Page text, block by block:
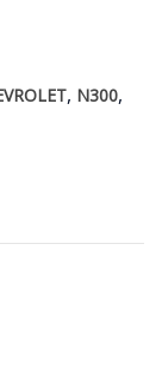
, N300,